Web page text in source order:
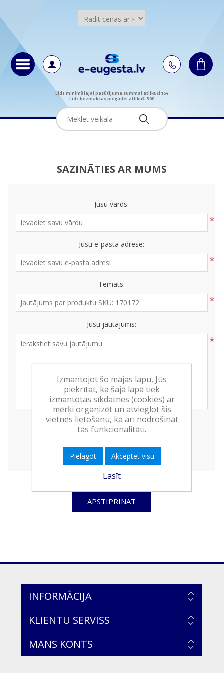
Līdz minimālajai pasūtījuma summai atlikuši 15€
Līdz bezmaksas piegādei atlikuši 50€
SAZINĀTIES AR MUMS
Jūsu vārds:
*
Jūsu e-pasta adrese:
*
Temats:
*
Jūsu jautājums:
*
APSTIPRINĀT
INFORMĀCIJA
KLIENTU SERVISS
MANS KONTS
Izmantojot šo mājas lapu, Jūs
piekrītat, ka šajā lapā tiek
izmantotas sīkdatnes (cookies) ar
mērķi organizēt un atvieglot šis
vietnes lietošanu, kā arī nodrošināt
tās funkcionalitāti.
Pielāgot Akceptēt visu
Lasīt